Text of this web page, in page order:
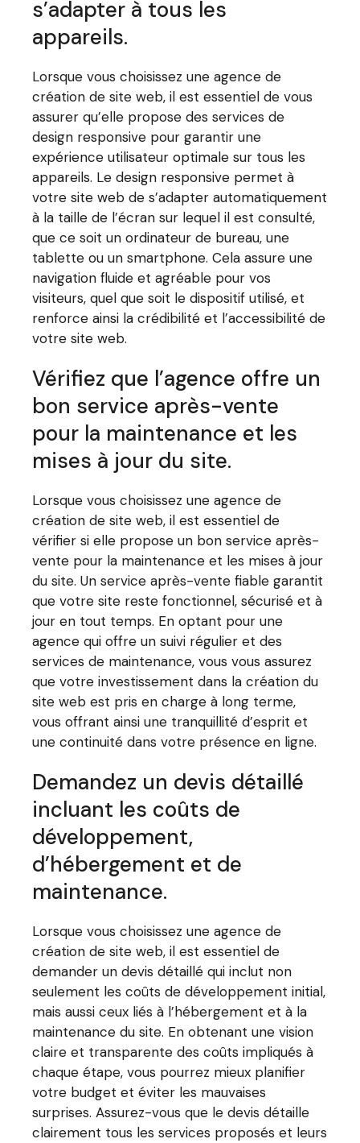
s’adapter à tous les
appareils.
Lorsque vous choisissez une agence de
création de site web, il est essentiel de vous
assurer qu’elle propose des services de
design responsive pour garantir une
expérience utilisateur optimale sur tous les
appareils. Le design responsive permet à
votre site web de s’adapter automatiquement
à la taille de l’écran sur lequel il est consulté,
que ce soit un ordinateur de bureau, une
tablette ou un smartphone. Cela assure une
navigation fluide et agréable pour vos
visiteurs, quel que soit le dispositif utilisé, et
renforce ainsi la crédibilité et l’accessibilité de
votre site web.
Vérifiez que l’agence offre un
bon service après-vente
pour la maintenance et les
mises à jour du site.
Lorsque vous choisissez une agence de
création de site web, il est essentiel de
vérifier si elle propose un bon service après-
vente pour la maintenance et les mises à jour
du site. Un service après-vente fiable garantit
que votre site reste fonctionnel, sécurisé et à
jour en tout temps. En optant pour une
agence qui offre un suivi régulier et des
services de maintenance, vous vous assurez
que votre investissement dans la création du
site web est pris en charge à long terme,
vous offrant ainsi une tranquillité d’esprit et
une continuité dans votre présence en ligne.
Demandez un devis détaillé
incluant les coûts de
développement,
d’hébergement et de
maintenance.
Lorsque vous choisissez une agence de
création de site web, il est essentiel de
demander un devis détaillé qui inclut non
seulement les coûts de développement initial,
mais aussi ceux liés à l’hébergement et à la
maintenance du site. En obtenant une vision
claire et transparente des coûts impliqués à
chaque étape, vous pourrez mieux planifier
votre budget et éviter les mauvaises
surprises. Assurez-vous que le devis détaille
clairement tous les services proposés et leurs